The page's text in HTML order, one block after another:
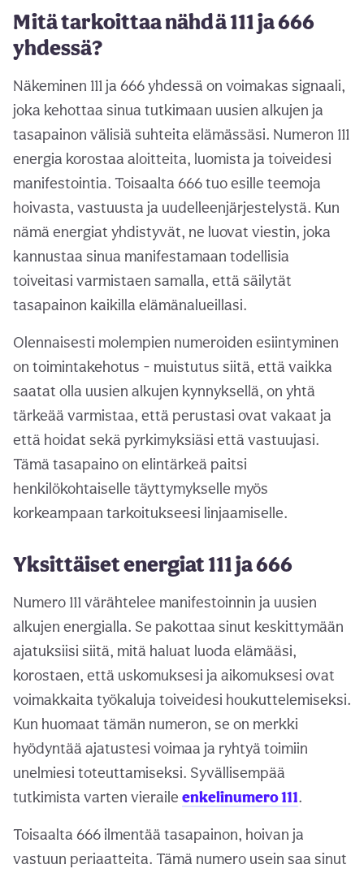
Mitä tarkoittaa nähdä 111 ja 666
yhdessä?
Näkeminen 111 ja 666 yhdessä on voimakas signaali,
joka kehottaa sinua tutkimaan uusien alkujen ja
tasapainon välisiä suhteita elämässäsi. Numeron 111
energia korostaa aloitteita, luomista ja toiveidesi
manifestointia. Toisaalta 666 tuo esille teemoja
hoivasta, vastuusta ja uudelleenjärjestelystä. Kun
nämä energiat yhdistyvät, ne luovat viestin, joka
kannustaa sinua manifestamaan todellisia
toiveitasi varmistaen samalla, että säilytät
tasapainon kaikilla elämänalueillasi.
Olennaisesti molempien numeroiden esiintyminen
on toimintakehotus - muistutus siitä, että vaikka
saatat olla uusien alkujen kynnyksellä, on yhtä
tärkeää varmistaa, että perustasi ovat vakaat ja
että hoidat sekä pyrkimyksiäsi että vastuujasi.
Tämä tasapaino on elintärkeä paitsi
henkilökohtaiselle täyttymykselle myös
korkeampaan tarkoitukseesi linjaamiselle.
Yksittäiset energiat 111 ja 666
Numero 111 värähtelee manifestoinnin ja uusien
alkujen energialla. Se pakottaa sinut keskittymään
ajatuksiisi siitä, mitä haluat luoda elämääsi,
korostaen, että uskomuksesi ja aikomuksesi ovat
voimakkaita työkaluja toiveidesi houkuttelemiseksi.
Kun huomaat tämän numeron, se on merkki
hyödyntää ajatustesi voimaa ja ryhtyä toimiin
unelmiesi toteuttamiseksi. Syvällisempää
tutkimista varten vieraile enkelinumero 111.
Toisaalta 666 ilmentää tasapainon, hoivan ja
vastuun periaatteita. Tämä numero usein saa sinut